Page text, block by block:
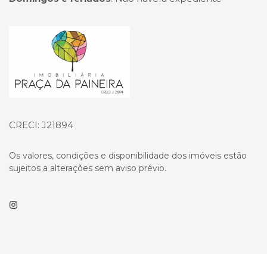
Página inicial
CRECI: J21894
Os valores, condições e disponibilidade dos imóveis estão
sujeitos a alterações sem aviso prévio.
Instagram